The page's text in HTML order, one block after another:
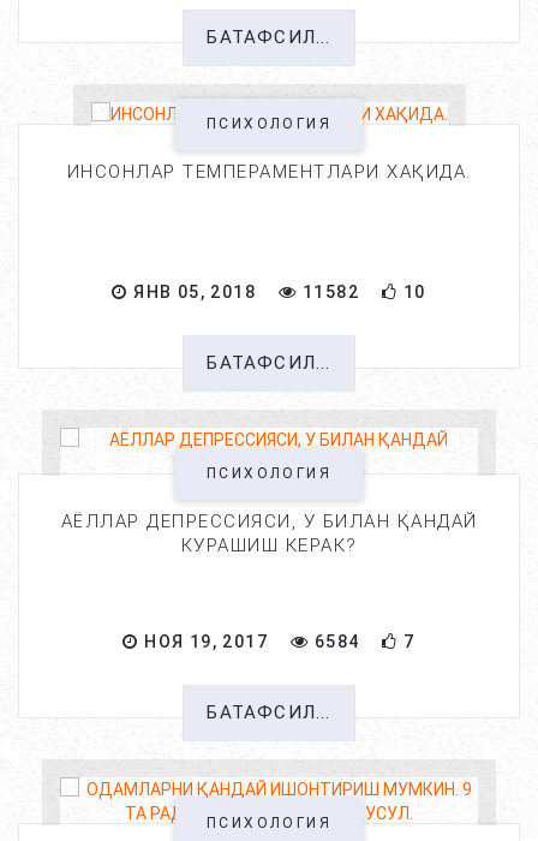
БАТАФСИЛ...
ПСИХОЛОГИЯ
ИНСОНЛАР ТЕМПЕРАМЕНТЛАРИ ХАҚИДА.
ЯНВ 05, 2018 11582 10
БАТАФСИЛ...
ПСИХОЛОГИЯ
АЁЛЛАР ДЕПРЕССИЯСИ, У БИЛАН ҚАНДАЙ
КУРАШИШ КЕРАК?
НОЯ 19, 2017 6584 7
БАТАФСИЛ...
ПСИХОЛОГИЯ